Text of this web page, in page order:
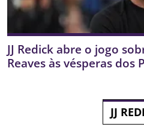
JJ Redick abre o jogo
Reaves às vésperas dos
JJ